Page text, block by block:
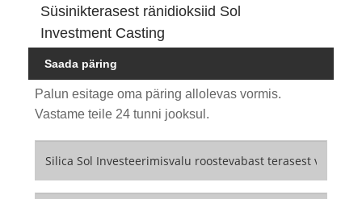
Süsinikterasest ränidioksiid Sol
Investment Casting
Saada päring
Palun esitage oma päring allolevas vormis.
Vastame teile 24 tunni jooksul.